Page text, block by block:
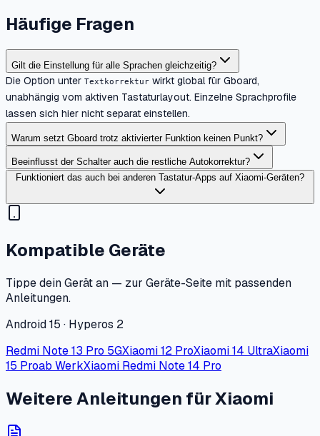
Häufige Fragen
Gilt die Einstellung für alle Sprachen gleichzeitig?
Die Option unter Textkorrektur wirkt global für Gboard,
unabhängig vom aktiven Tastaturlayout. Einzelne Sprachprofile
lassen sich hier nicht separat einstellen.
Warum setzt Gboard trotz aktivierter Funktion keinen Punkt?
Beeinflusst der Schalter auch die restliche Autokorrektur?
Funktioniert das auch bei anderen Tastatur-Apps auf Xiaomi-Geräten?
Kompatible Geräte
Tippe dein Gerät an — zur Geräte-Seite mit passenden
Anleitungen.
Android 15 · Hyperos 2
Redmi Note 13 Pro 5GXiaomi 12 ProXiaomi 14 UltraXiaomi
15 Proab WerkXiaomi Redmi Note 14 Pro
Weitere Anleitungen für Xiaomi